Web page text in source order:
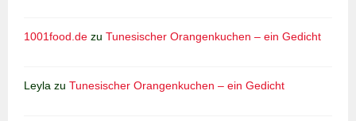
1001food.de zuTunesischer Orangenkuchen – ein Gedicht
Leyla zuTunesischer Orangenkuchen – ein Gedicht